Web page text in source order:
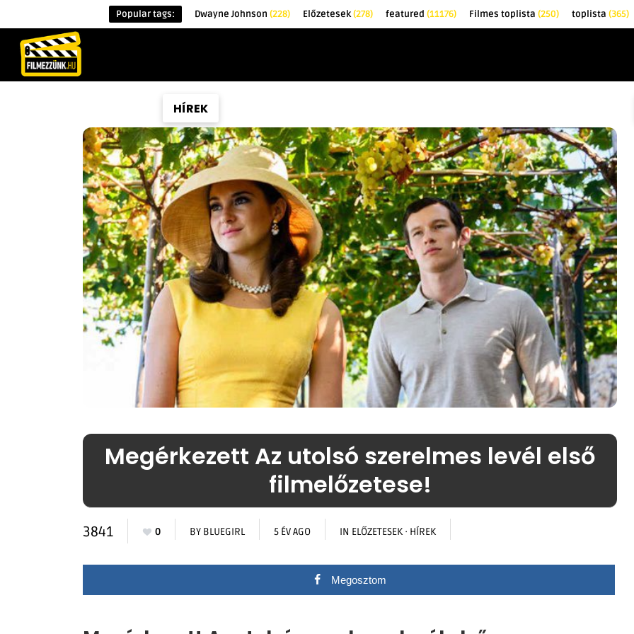
Popular tags: Dwayne Johnson (228) Előzetesek(278) featured (11176) Filmes toplista (250) toplista (365)
HÍREK
Megérkezett Az utolsó szerelmes levél első
filmelőzetese!
3841 0 BY BLUEGIRL 5 ÉV AGO IN ELŐZETESEK · HÍREK
Megosztom